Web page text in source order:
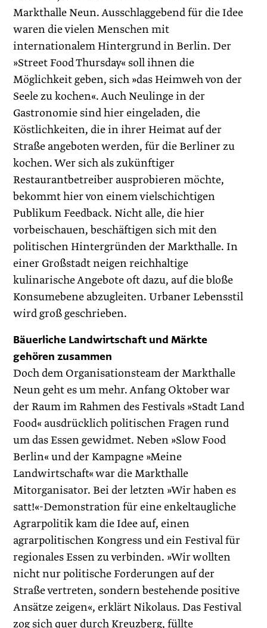
Markthalle Neun. Ausschlaggebend für die Idee
waren die vielen Menschen mit
internationalem Hintergrund in Berlin. Der
»Street Food Thursday« soll ihnen die
Möglichkeit geben, sich »das Heimweh von der
Seele zu kochen«. Auch Neulinge in der
Gastronomie sind hier eingeladen, die
Köstlichkeiten, die in ihrer Heimat auf der
Straße angeboten werden, für die Berliner zu
kochen. Wer sich als zukünftiger
Restaurantbetreiber ausprobieren möchte,
bekommt hier von einem vielschichtigen
Publikum Feedback. Nicht alle, die hier
vorbeischauen, beschäftigen sich mit den
politischen Hintergründen der Markthalle. In
einer Großstadt neigen reichhaltige
kulinarische Angebote oft dazu, auf die bloße
Konsumebene abzugleiten. Urbaner Lebensstil
wird groß geschrieben.
Bäuerliche Landwirtschaft und Märkte
gehören zusammen
Doch dem Organisationsteam der Markthalle
Neun geht es um mehr. Anfang Oktober war
der Raum im Rahmen des Festivals »Stadt Land
Food« ausdrücklich politischen Fragen rund
um das Essen gewidmet. Neben »Slow Food
Berlin« und der Kampagne »Meine
Landwirtschaft« war die Markthalle
Mitorganisator. Bei der letzten »Wir haben es
satt!«-Demonstration für eine enkeltaugliche
Agrarpolitik kam die Idee auf, einen
agrarpolitischen Kongress und ein Festival für
regionales Essen zu verbinden. »Wir wollten
nicht nur politische Forderungen auf der
Straße vertreten, sondern bestehende positive
Ansätze zeigen«, erklärt Nikolaus. Das Festival
zog sich quer durch Kreuzberg, füllte